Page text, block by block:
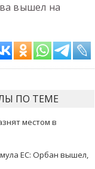
вышел на
ПО ТЕМЕ
местом в
ЕС: Орбан вышел,